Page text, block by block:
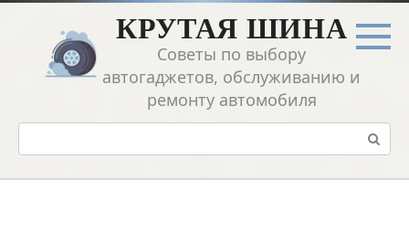
Перейти
контенту
КРУТАЯ ШИНА
Советы по выбору
автогаджетов, обслуживанию и
ремонту автомобиля
Поиск: